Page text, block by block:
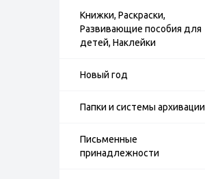
Книжки, Раскраски,
Развивающие пособия для
детей, Наклейки
Новый год
Папки и системы архивации
Письменные
принадлежности